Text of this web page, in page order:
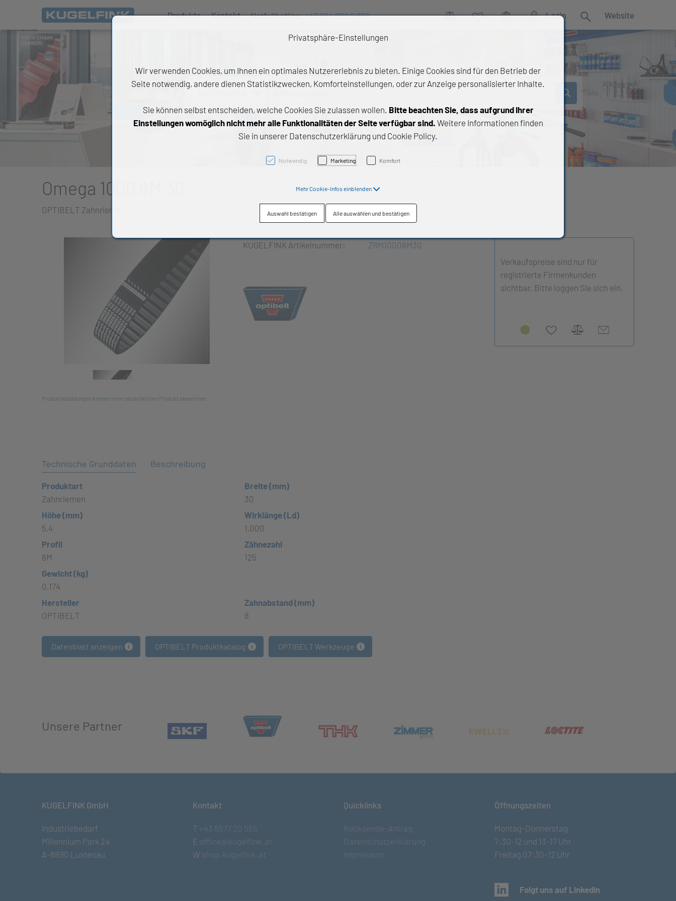
Produkte Kontakt Notfallhotline:+43 664 222 9 888 VergleichWunschlisteWarenkorb Login Suche Website
Alle Produkte
Wälz- und Gleitlager
Antriebstechnik
Chemische Produkte
Alle Produkte
Omega 1000 8M 30
OPTIBELT Zahnriemen
Produktabbildungen können vom tatsächlichen Produkt abweichen
KUGELFINK Artikelnummer:
ZRM10008M30
Verkaufspreise sind nur für
registrierte Firmenkunden
sichtbar. Bitte loggen Sie sich ein.
Technische Grunddaten Beschreibung
Produktart
Zahnriemen
Breite (mm)
30
Höhe (mm)
5,4
Wirklänge (Ld)
1.000
Profil
8M
Zähnezahl
125
Gewicht (kg)
0,174
Hersteller
OPTIBELT
Zahnabstand (mm)
8
Datenblatt anzeigen OPTIBELT Produktkatalog OPTIBELT Werkzeuge
Unsere Partner (öffnet in neuem Tab)
(öffnet in neuem Tab)(öffnet in neuem Tab)(öffnet in neuem Tab)(öffnet in neuem Tab)
KUGELFINK GmbH
Industriebedarf
Millennium Park 24
A-6890 Lustenau
Kontakt
T +43 5577 20 555
E office@kugelfink.at
W shop.kugelfink.at
Quicklinks
Rücksende-Antrag
Datenschutzerklärung
Impressum
Öffnungszeiten
Montag-Donnerstag
7:30-12 und 13-17 Uhr
Freitag 07:30-12 Uhr
(öffnet in neuem Tab)
Folgt uns auf LinkedIn
Privatsphäre-Einstellungen
Wir verwenden Cookies, um Ihnen ein optimales Nutzererlebnis zu bieten. Einige Cookies sind für den Betrieb der
Seite notwendig, andere dienen Statistikzwecken, Komforteinstellungen, oder zur Anzeige personalisierter Inhalte.
Sie können selbst entscheiden, welche Cookies Sie zulassen wollen. Bitte beachten Sie, dass aufgrund Ihrer
Einstellungen womöglich nicht mehr alle Funktionalitäten der Seite verfügbar sind. Weitere Informationen finden
Sie in unserer Datenschutzerklärung und Cookie Policy.
Notwendig Marketing Komfort
Mehr Cookie-Infos einblenden
Auswahl bestätigen Alle auswählen und bestätigen